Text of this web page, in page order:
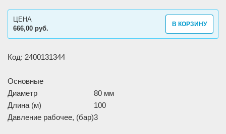
666,00 руб.
ЦЕНА
В КОРЗИНУ
Код: 2400131344
Основные
Диаметр
80 мм
Длина (м)
100
Давление рабочее, (бар)3